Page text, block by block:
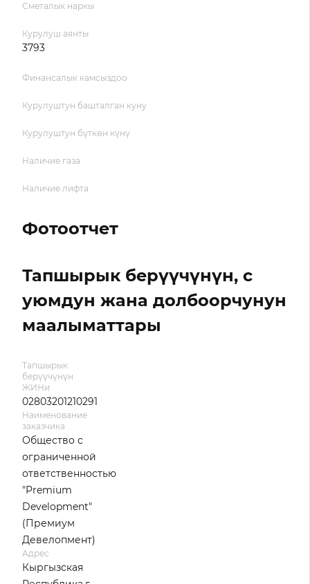
Сметалык наркы
Курулуш аянты
3793
Финансалык камсыздоо
Курулуштун башталган куну
Курулуштун бүткөн күнү
Наличие газа
Наличие лифта
Фотоотчет
Тапшырык берүүчүнүн, с
уюмдун жана долбоорчунун
маалыматтары
Тапшырык
берүүчүнүн
ЖИНи
02803201210291
Наименование
заказчика
Общество с
ограниченной
ответственностью
"Premium
Development"
(Премиум
Девелопмент)
Адрес
Кыргызская